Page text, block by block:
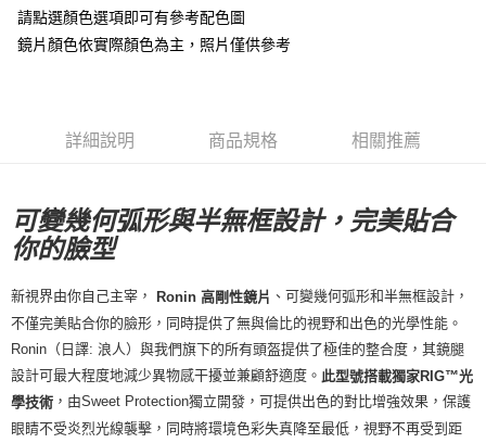
每筆NT$80，滿NT$10,000(含以上)免運費
付款後7-11取貨
每筆NT$130，滿NT$10,000(含以上)免運費
請點選顏色選項即可有參考配色圖
鏡片顏色依實際顏色為主，照片僅供參考
詳細說明 商品規格 相關推薦
可變幾何弧形與半無框設計，完美貼合
你的臉型
新視界由你自己主宰， Ronin 高剛性鏡片 、可變幾何弧形和半無框設計，
不僅完美貼合你的臉形，同時提供了無與倫比的視野和出色的光學性能。
Ronin（日譯: 浪人）與我們旗下的所有頭盔提供了極佳的整合度，其鏡腿
設計可最大程度地減少異物感干擾並兼顧舒適度。 此型號搭載獨家RIG™光
學技術 ，由Sweet Protection獨立開發，可提供出色的對比增強效果，保護
眼睛不受炎烈光線襲擊，同時將環境色彩失真降至最低，視野不再受到距